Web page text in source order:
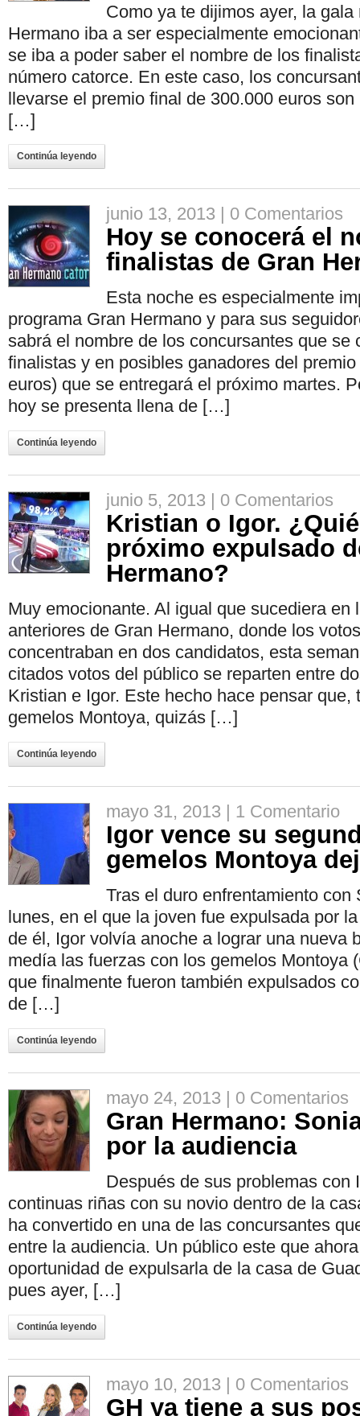
Como ya te dijimos ayer, la
Hermano iba a ser especialmente
se iba a poder saber el nombre de los
número catorce. En este caso, los
llevarse el premio final de 300.000 euros
[…]
Continúa leyendo
junio 13, 2013 | 0 Comentarios
Hoy se conocerá el
finalistas de Gran
Esta noche es especialmente
programa Gran Hermano y para sus
sabrá el nombre de los concursantes que se
finalistas y en posibles ganadores del
euros) que se entregará el próximo martes.
hoy se presenta llena de […]
Continúa leyendo
junio 5, 2013 | 0 Comentarios
Kristian o Igor.
próximo expulsado
Hermano?
Muy emocionante. Al igual que sucediera en
anteriores de Gran Hermano, donde los
concentraban en dos candidatos, esta
citados votos del público se reparten entre
Kristian e Igor. Este hecho hace pensar que,
gemelos Montoya, quizás […]
Continúa leyendo
mayo 31, 2013 | 1 Comentario
Igor vence su
gemelos Montoya
Tras el duro enfrentamiento
lunes, en el que la joven fue expulsada por
de él, Igor volvía anoche a lograr una nueva
medía las fuerzas con los gemelos Montoya
que finalmente fueron también expulsados
de […]
Continúa leyendo
mayo 24, 2013 | 0 Comentarios
Gran Hermano:
por la audiencia
Después de sus problemas con
continuas riñas con su novio dentro de la
ha convertido en una de las concursantes
entre la audiencia. Un público este que
oportunidad de expulsarla de la casa de
pues ayer, […]
Continúa leyendo
mayo 10, 2013 | 0 Comentarios
GH ya tiene a sus